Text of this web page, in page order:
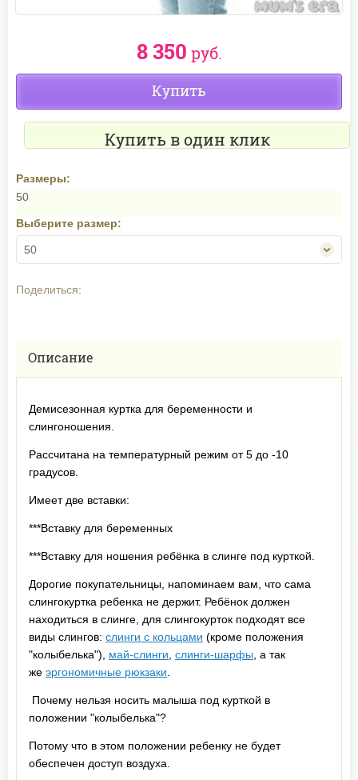
8 350 руб.
Купить
Купить в один клик
Размеры:
50
Выберите размер:
50
Поделиться:
Описание
Демисезонная куртка для беременности и
слингоношения.
Рассчитана на температурный режим от 5 до -10
градусов.
Имеет две вставки:
***Вставку для беременных
***Вставку для ношения ребёнка в слинге под курткой.
Дорогие покупательницы, напоминаем вам, что сама
слингокуртка ребенка не держит. Ребёнок должен
находиться в слинге, для слингокурток подходят все
виды слингов: слинги с кольцами (кроме положения
"колыбелька"), май-слинги, слинги-шарфы, а так
же эргономичные рюкзаки.
Почему нельзя носить малыша под курткой в
положении "колыбелька"?
Потому что в этом положении ребенку не будет
обеспечен доступ воздуха.